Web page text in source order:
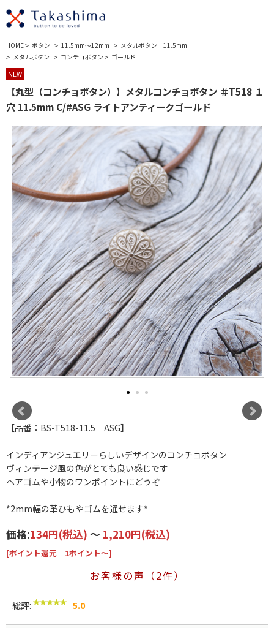
HOME> ボタン > 11.5mm～12mm > メタルボタン 11.5mm
> メタルボタン > コンチョボタン > ゴールド
NEW
【丸型（コンチョボタン）】メタルコンチョボタン ＃T518 １
穴 11.5mm C/#ASG ライトアンティークゴールド
【品番：BS-T518-11.5－ASG】
インディアンジュエリーらしいデザインのコンチョボタン
ヴィンテージ風の色がとても良い感じです
ヘアゴムや小物のワンポイントにどうぞ
*2mm幅の革ひもやゴムを通せます*
価格:134円(税込) ～ 1,210円(税込)
[ポイント還元 1ポイント～]
お客様の声（2件）
総評: 5.0